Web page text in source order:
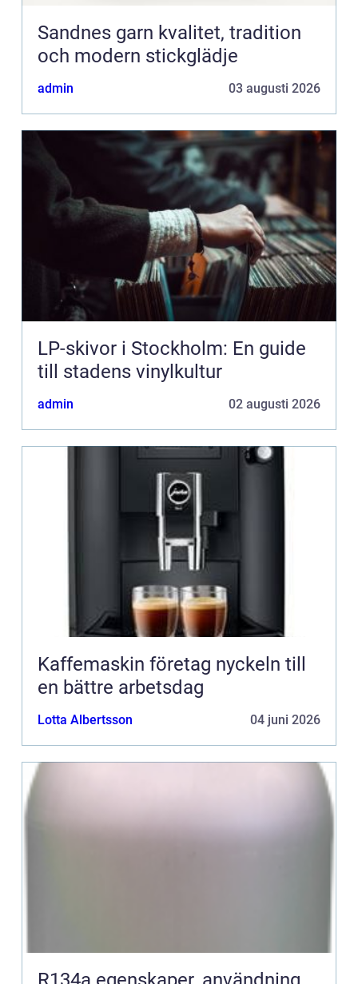
Sandnes garn kvalitet, tradition
och modern stickglädje
admin 03 augusti 2026
LP-skivor i Stockholm: En guide
till stadens vinylkultur
admin 02 augusti 2026
Kaffemaskin företag nyckeln till
en bättre arbetsdag
Lotta Albertsson 04 juni 2026